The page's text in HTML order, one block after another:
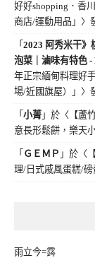
好好shopping．香
商店/運動用品」 〉
「 2023 阿秀米干》
泡菜｜滷味有特色
年正宗緬甸料理好
場/近國旗屋）」 〉
「 小菁 」於〈 【蘆
意長形鬆餅，樂天
「 ＧＥＭＰ 」於〈
理/日式戚風蛋糕/磅
雨立今=霠